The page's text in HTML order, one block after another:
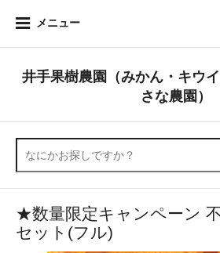
メニュー
井手果樹農園（みかん・キウ
さな農園）
★数量限定キャンペーン
セット(フル)